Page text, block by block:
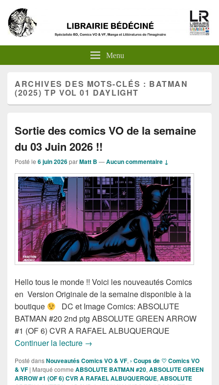
Menu
ARCHIVES DES MOTS-CLÉS : BATMAN
(2025) TP VOL 01 DAYLIGHT
Sortie des comics VO de la semaine
du 03 Juin 2026 !!
Posté le 6 juin 2026parMatt B —Aucun commentaire ↓
Hello tous le monde !! Voici les nouveautés Comics
en Version Originale de la semaine disponible à la
boutique
DC et Image Comics: ABSOLUTE
BATMAN #20 2nd ptg ABSOLUTE GREEN ARROW
#1 (OF 6) CVR A RAFAEL ALBUQUERQUE
Continuer la lecture Sortie des comics VO de la semaine
→
Posté dansNouveautés Comics VO & VF, › Coups de ♡ Comics VO
& VF | Marqué comme ABSOLUTE BATMAN #20, ABSOLUTE GREEN
ARROW #1 (OF 6) CVR A RAFAEL ALBUQUERQUE, ABSOLUTE